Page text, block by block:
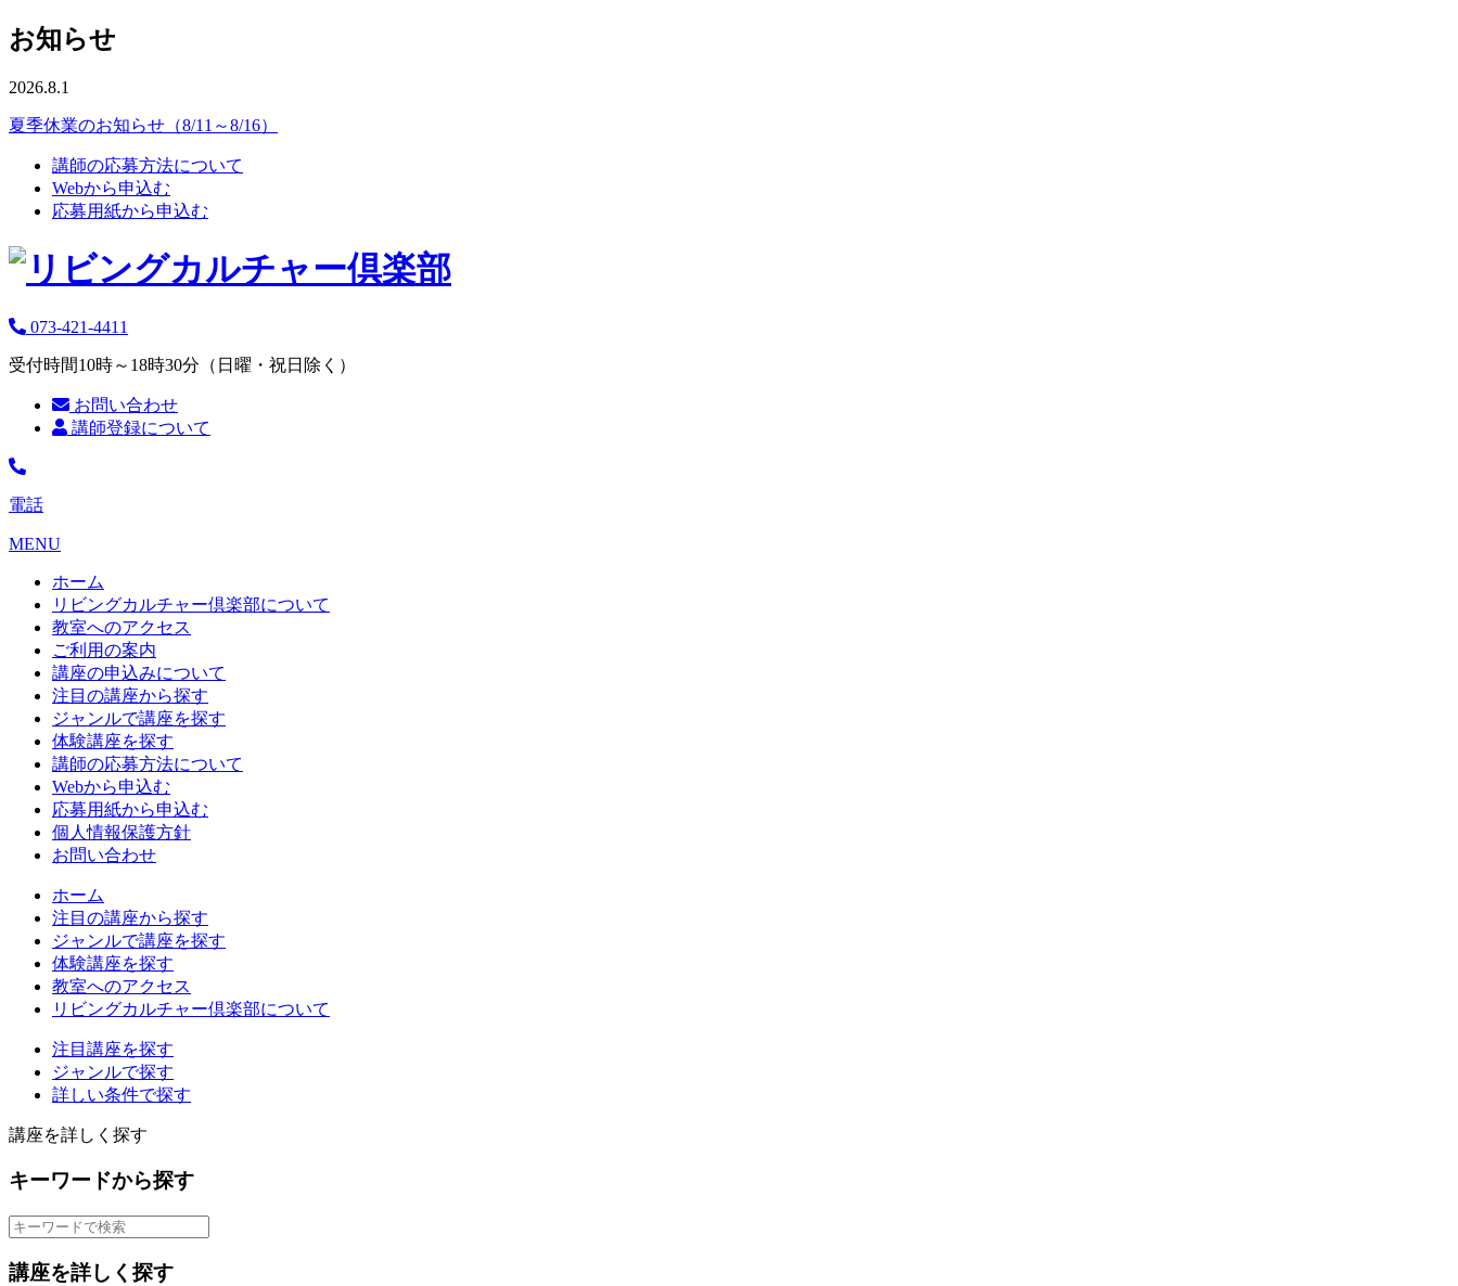
お知らせ
2026.8.1
夏季休業のお知らせ（8/11～8/16）
講師の応募方法について
Webから申込む
応募用紙から申込む
073-421-4411
受付時間10時～18時30分（日曜・祝日除く）
お問い合わせ
講師登録について
電話
MENU
ホーム
リビングカルチャー倶楽部について
教室へのアクセス
ご利用の案内
講座の申込みについて
注目の講座から探す
ジャンルで講座を探す
体験講座を探す
講師の応募方法について
Webから申込む
応募用紙から申込む
個人情報保護方針
お問い合わせ
ホーム
注目の講座から探す
ジャンルで講座を探す
体験講座を探す
教室へのアクセス
リビングカルチャー倶楽部について
注目講座を探す
ジャンルで探す
詳しい条件で探す
講座を詳しく探す
キーワードから探す
講座を詳しく探す